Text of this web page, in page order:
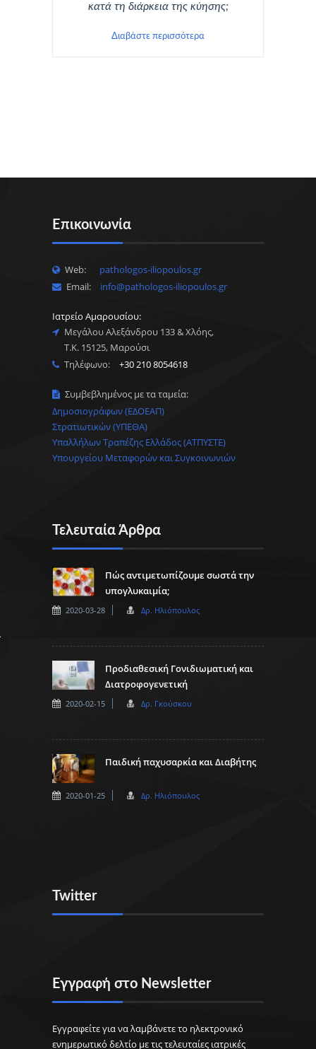
κατά τη διάρκεια της κύησης;
Διαβάστε περισσότερα
Επικοινωνία
Web:
pathologos-iliopoulos.gr
Email:
info@pathologos-iliopoulos.gr
Ιατρείο Αμαρουσίου:
Μεγάλου Αλεξάνδρου 133 & Χλόης,
Τ.Κ. 15125, Μαρούσι
Τηλέφωνο:
+30 210 8054618
Συμβεβλημένος με τα ταμεία:
Δημοσιογράφων (ΕΔΟΕΑΠ)
Στρατιωτικών (ΥΠΕΘΑ)
Υπαλλήλων Τραπέζης Ελλάδος (ΑΤΠΥΣΤΕ)
Υπουργείου Μεταφορών και Συγκοινωνιών
Τελευταία Άρθρα
Πώς αντιμετωπίζουμε σωστά την
υπογλυκαιμία;
2020-03-28 Δρ. Ηλιόπουλος
Προδιαθεσική Γονιδιωματική και
Διατροφογενετική
2020-02-15 Δρ. Γκούσκου
Παιδική παχυσαρκία και Διαβήτης
2020-01-25 Δρ. Ηλιόπουλος
Twitter
Εγγραφή στο Newsletter
Εγγραφείτε για να λαμβάνετε το ηλεκτρονικό
ενημερωτικό δελτίο με τις τελευταίες ιατρικές